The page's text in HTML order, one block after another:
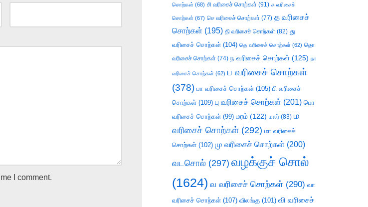
I comment.
சொற்கள் (68) சி வரிசைச் சொற்கள் (91) சு வரிசைச்
சொற்கள் (67) செ வரிசைச் சொற்கள் (77) த வரிசைச்
சொற்கள் (195) தி வரிசைச் சொற்கள் (82) து
வரிசைச் சொற்கள் (104) தெ வரிசைச் சொற்கள் (62) தொ
வரிசைச் சொற்கள் (74) ந வரிசைச் சொற்கள் (125) நா
வரிசைச் சொற்கள் (62) ப வரிசைச் சொற்கள்
(378) பா வரிசைச் சொற்கள் (105) பி வரிசைச்
சொற்கள் (109) பு வரிசைச் சொற்கள் (201) பொ
வரிசைச் சொற்கள் (99) மரம் (122) மலர் (83) ம
வரிசைச் சொற்கள் (292) மா வரிசைச்
சொற்கள் (102) மு வரிசைச் சொற்கள் (200)
வடசொல் (297) வழக்குச் சொல்
(1624) வ வரிசைச் சொற்கள் (290) வா
வரிசைச் சொற்கள் (107) விலங்கு (101) வி வரிசைச்